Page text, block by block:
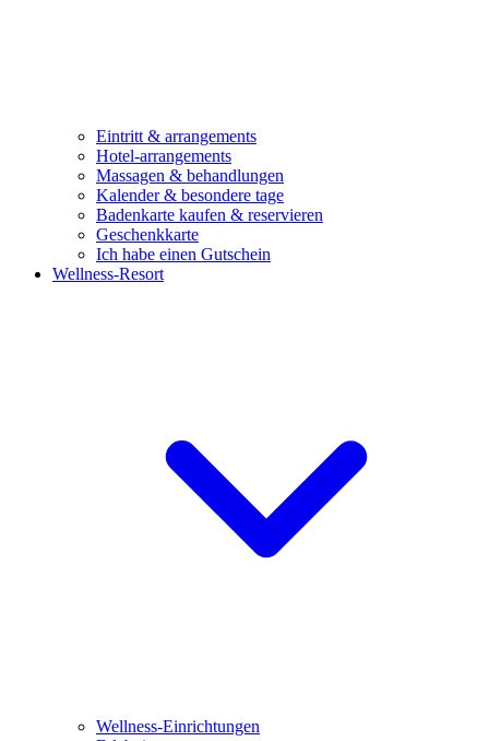
Eintritt & arrangements
Hotel-arrangements
Massagen & behandlungen
Kalender & besondere tage
Badenkarte kaufen & reservieren
Geschenkkarte
Ich habe einen Gutschein
Wellness-Resort
Wellness-Einrichtungen